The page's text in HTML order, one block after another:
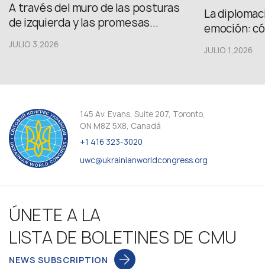
A través del muro de las posturas
de izquierda y las promesas...
JULIO 3,2026
La
emoción:
JULIO 1,2026
145 Av. Evans, Suite 207, Toronto,
ON M8Z 5X8, Canadá
+1 416 323-3020
uwc@ukrainianworldcongress.org
ÚNETE A LA
LISTA DE BOLETINES DE CMU
NEWS SUBSCRIPTION